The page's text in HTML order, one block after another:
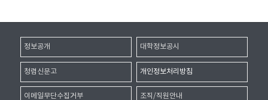
정보공개 대학정보공시
청렴신문고 개인정보처리방침
이메일무단수집거부 조직/직원안내